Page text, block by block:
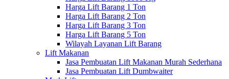
Harga Lift Barang 1 Ton
Harga Lift Barang 2 Ton
Harga Lift Barang 3 Ton
Harga Lift Barang 5 Ton
Wilayah Layanan Lift Barang
Lift Makanan
Jasa Pembuatan Lift Makanan Murah Sederhana
Jasa Pembuatan Lift Dumbwaiter